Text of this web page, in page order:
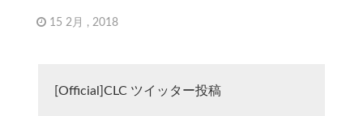
15 2月 , 2018
[Official]CLC ツイッター投稿